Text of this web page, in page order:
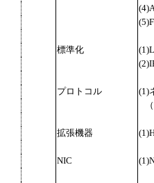
標準化
プロトコル
(1)
拡張機器
NIC